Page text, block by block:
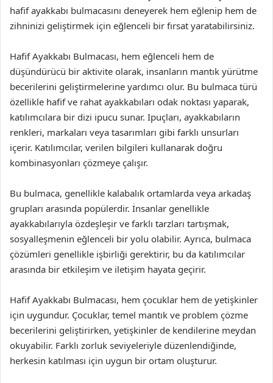
hafif ayakkabı bulmacasını deneyerek hem eğlenip hem de
zihninizi geliştirmek için eğlenceli bir fırsat yaratabilirsiniz.
Hafif Ayakkabı Bulmacası, hem eğlenceli hem de
düşündürücü bir aktivite olarak, insanların mantık yürütme
becerilerini geliştirmelerine yardımcı olur. Bu bulmaca türü
özellikle hafif ve rahat ayakkabıları odak noktası yaparak,
katılımcılara bir dizi ipucu sunar. Ipuçları, ayakkabıların
renkleri, markaları veya tasarımları gibi farklı unsurları
içerir. Katılımcılar, verilen bilgileri kullanarak doğru
kombinasyonları çözmeye çalışır.
Bu bulmaca, genellikle kalabalık ortamlarda veya arkadaş
grupları arasında popülerdir. İnsanlar genellikle
ayakkabılarıyla özdeşleşir ve farklı tarzları tartışmak,
sosyalleşmenin eğlenceli bir yolu olabilir. Ayrıca, bulmaca
çözümleri genellikle işbirliği gerektirir, bu da katılımcılar
arasında bir etkileşim ve iletişim hayata geçirir.
Hafif Ayakkabı Bulmacası, hem çocuklar hem de yetişkinler
için uygundur. Çocuklar, temel mantık ve problem çözme
becerilerini geliştirirken, yetişkinler de kendilerine meydan
okuyabilir. Farklı zorluk seviyeleriyle düzenlendiğinde,
herkesin katılması için uygun bir ortam oluşturur.